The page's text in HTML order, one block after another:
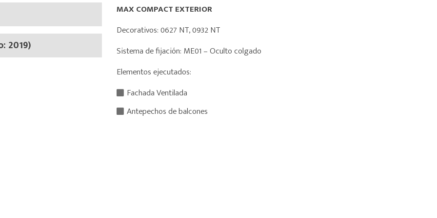
2019)
MAX COMPACT EXTERIOR
Decorativos: 0627 NT, 0932 NT
Sistema de fijación: ME01 – Oculto colgado
Elementos ejecutados:
Fachada Ventilada
Antepechos de balcones